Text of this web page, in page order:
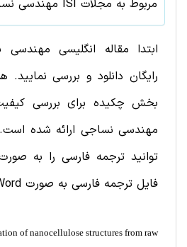
مربوط به مجلات ISI
مهندسی
ابتدا مقاله انگلیسی
رایگان دانلود و بررسی
بخش چکیده برای بررسی
مهندسی نساجی ارائه شده
توانید ترجمه فارسی را به
فایل ترجمه فارسی به صورت Word و تایپ شده است.
of nanocellulose structures from raw